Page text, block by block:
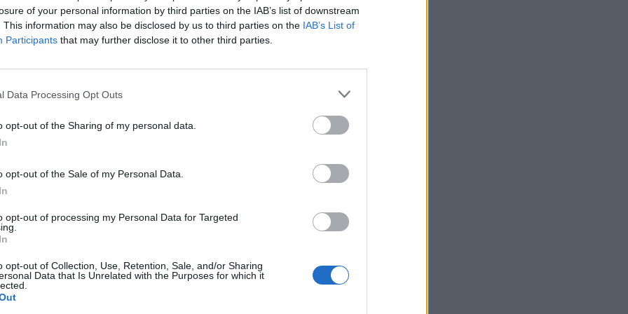
of your personal information by third parties on the IAB’s list of downstream
This information may also be disclosed by us to third parties on the IAB’s List of
Participants that may further disclose it to other third parties.
Data Processing Opt Outs
opt-out of the Sharing of my personal data.
opt-out of the Sale of my Personal Data.
opt-out of processing my Personal Data for Targeted
opt-out of Collection, Use, Retention, Sale, and/or Sharing
Data that Is Unrelated with the Purposes for which it
tetőzhet a hazai kamatszint, és miért?
Forum 2026Átalakulóban a magyar gazdaságpolitika, a választások után
meg a körülmények és a célok. Merre tart a magyar kormány és mivel néz
és jelentkezésItt van a hideg, megérkeztek a fagyok, nemsokára...
portfolio.hu hírarchívumához tartozik, melynek olvasása előfizetéses
tartalmazza:
cikkarchívum
elmúlt 2 év napon belüli
Előfizetés